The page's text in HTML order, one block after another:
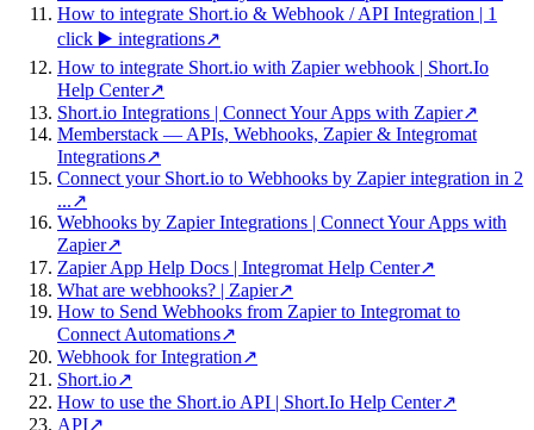
How to integrate Short.io & Webhook / API Integration | 1
click ▶️ integrations↗
How to integrate Short.io with Zapier webhook | Short.Io
Help Center↗
Short.io Integrations | Connect Your Apps with Zapier↗
Memberstack — APIs, Webhooks, Zapier & Integromat
Integrations↗
Connect your Short.io to Webhooks by Zapier integration in 2
...↗
Webhooks by Zapier Integrations | Connect Your Apps with
Zapier↗
Zapier App Help Docs | Integromat Help Center↗
What are webhooks? | Zapier↗
How to Send Webhooks from Zapier to Integromat to
Connect Automations↗
Webhook for Integration↗
Short.io↗
How to use the Short.io API | Short.Io Help Center↗
API↗